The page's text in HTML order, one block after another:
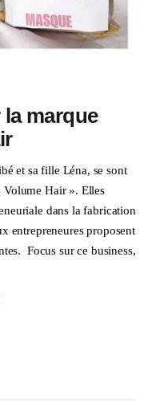
marque
et sa fille Léna, se sont
Volume Hair ». Elles
dans la fabrication
entrepreneures proposent
Focus sur ce business,